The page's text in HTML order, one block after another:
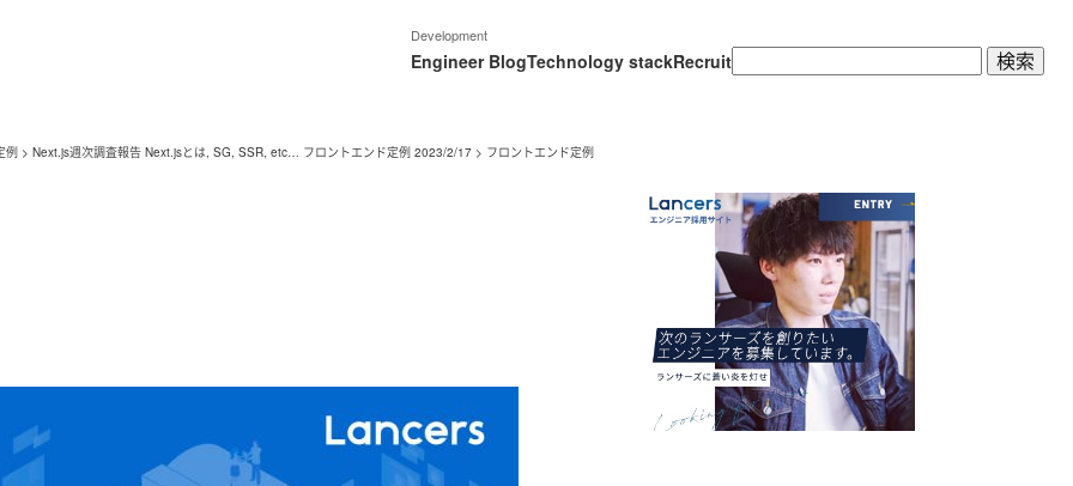
Development
Engineer BlogTechnology stackRecruit検
索:
例 > Next.js週次調査報告 Next.jsとは, SG, SSR, etc… フロントエンド定例 2023/2/17 > フロントエンド定例